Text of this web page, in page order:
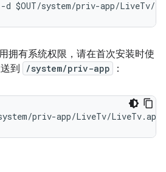
拥有系统权限，请在首次安装时使
到
/system/priv-app ：